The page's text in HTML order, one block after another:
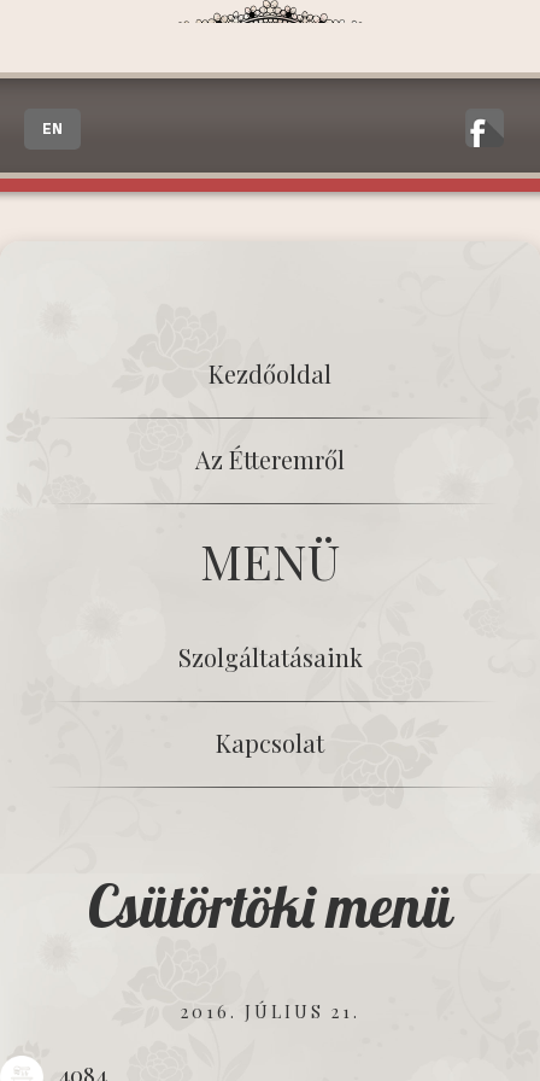
EN
Kezdőoldal
Az Étteremről
MENÜ
Szolgáltatásaink
Kapcsolat
Csütörtöki menü
2016. JÚLIUS 21.
4084